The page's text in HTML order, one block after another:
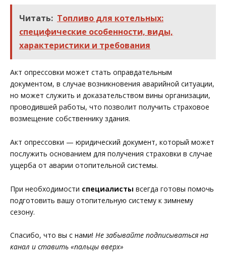
Читать: Топливо для котельных:
специфические особенности, виды,
характеристики и требования
Акт опрессовки может стать оправдательным
документом, в случае возникновения аварийной ситуации,
но может служить и доказательством вины организации,
проводившей работы, что позволит получить страховое
возмещение собственнику здания.
Акт опрессовки — юридический документ, который может
послужить основанием для получения страховки в случае
ущерба от аварии отопительной системы.
При необходимости специалисты всегда готовы помочь
подготовить вашу отопительную систему к зимнему
сезону.
Спасибо, что вы с нами! Не забывайте подписываться на
канал и ставить «пальцы вверх»